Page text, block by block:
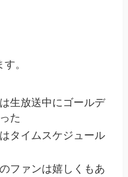
。
生放送中にゴールデ
た
タイムスケジュール
ファンは嬉しくもあ